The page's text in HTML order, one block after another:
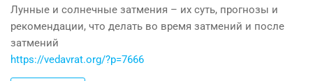
Лунные и солнечные затмения – их суть, прогнозы и
рекомендации, что делать во время затмений и после
затмений
https://vedavrat.org/?p=7666